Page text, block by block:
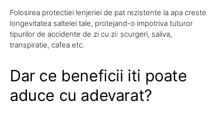
Folosirea protectiei lenjeriei de pat rezistente la apa creste
longevitatea saltelei tale, protejand-o impotriva tuturor
tipurilor de accidente de zi cu zi: scurgeri, saliva,
transpiratie, cafea etc.
Dar ce beneficii iti poate
aduce cu adevarat?